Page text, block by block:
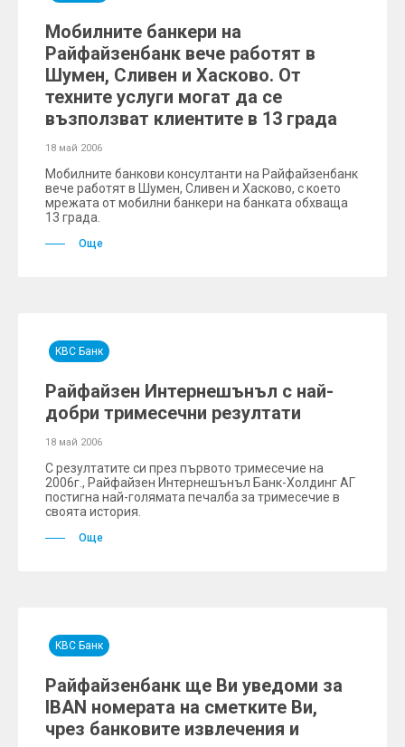
Мобилните банкери на
Райфайзенбанк вече работят в
Шумен, Сливен и Хасково. От
техните услуги могат да се
възползват клиентите в 13 града
18 май 2006
Мобилните банкови консултанти на Райфайзенбанк
вече работят в Шумен, Сливен и Хасково, с което
мрежата от мобилни банкери на банката обхваща
13 града.
Още
KBC Банк
Райфайзен Интернешънъл с най-
добри тримесечни резултати
18 май 2006
С резултатите си през първото тримесечие на
2006г., Райфайзен Интернешънъл Банк-Холдинг АГ
постигна най-голямата печалба за тримесечие в
своята история.
Още
KBC Банк
Райфайзенбанк ще Ви уведоми за
IBAN номерата на сметките Ви,
чрез банковите извлечения и